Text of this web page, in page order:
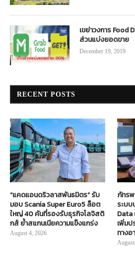
เขย่าวงการ Food
ส่วนแบ่งยอดขาย
December 19, 2019
RECENT POSTS
“แคดแอนดริวลาสพันธมิตร” รับ
มอบ Scania Super Euro5 ล็อต
ใหญ่ 40 คันที่รองรับธุรกิจโลจิสติ
กส์ ย้ำสแกนเนียความแข็งแกร่ง
August 4, 2026
ภัทร
ระบ
Data
เพิ่ม
ทางอ